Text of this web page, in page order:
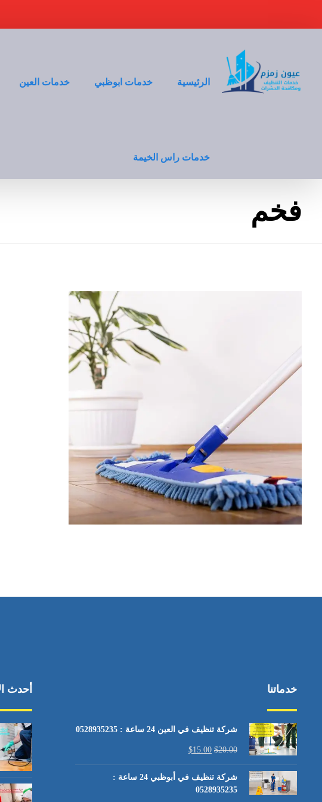
الرئيسية خدمات ابوظبي خدمات العين
خدمات راس الخيمة
فخم
خدماتنا
شركة تنظيف في العين 24 ساعة : 0528935235
$20.00
$15.00
شركة تنظيف في أبوظبي 24 ساعة :
0528935235
أحدث